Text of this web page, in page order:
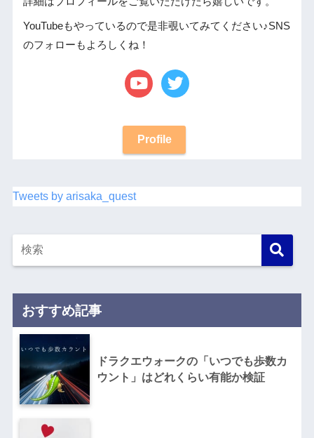
YouTubeもやっているので是非覗いてみてください♪SNS
のフォローもよろしくね！
Profile
Tweets by arisaka_quest
おすすめ記事
ドラクエウォークの「いつでも歩数カ
ウント」はどれくらい有能か検証